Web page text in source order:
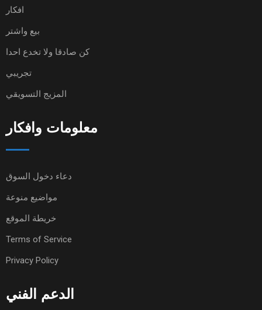
افكار
بيع واشتر
كن صادقا ولا تخدع احدا
تجريبي
المزيج التسويقي
معلومات وافكار
دعاء دخول السوق
مواضيع منوعة
خريطة الموقع
Terms of Service
Privacy Policy
الدعم الفني